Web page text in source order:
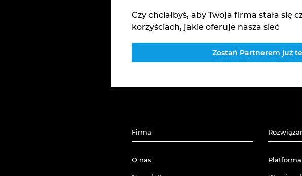
Czy chciałbyś, aby Twoja firma stała
korzyściach, jakie oferuje nasza sieć
Zostań Partnerem już
Firma
O nas